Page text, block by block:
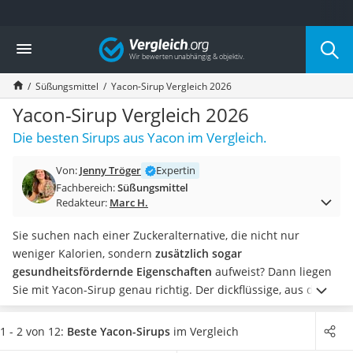
Die beliebtesten Vergleiche nach Kategorie
Lebensmittel
Schwarzkümmelöl
Knäckebrot
Schwarzkümmelöl-Kapseln
Manukahonig
Eiklar
Balsamico-Essig
Schwarzkümmelöl bio
Honig
Gemüsebrühe
Eiskaffee-Pulver
Irischer Whiskey
Grapefruitkernextrakt
Matcha-Set
Vergleich
Süßungsmittel Yacon-Sirup Vergleich 2026
Yacon-Sirup Vergleich 2026
Die besten Sirups aus Yacon im Vergleich.
Von: Jenny Tröger
Expertin
Fachbereich:Süßungsmittel
Redakteur: Marc H.
Sie suchen nach einer Zuckeralternative, die nicht nur
weniger Kalorien, sondern zusätzlich sogar
gesundheitsfördernde Eigenschaften aufweist? Dann liegen
Sie mit Yacon-Sirup genau richtig. Der dickflüssige, aus der
Knolle der südamerikanischen Yacon-Pflanze gewonnene
Sirup erinnert entfernt anDattelsirup. Er enthält nicht nur
1 - 2 von 12: Beste Yacon-Sirups im Vergleich